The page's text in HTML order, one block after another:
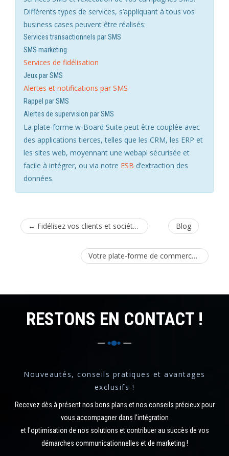
Différents types de services, s’appliquant à tous vos
business cases peuvent être réalisés:
Services transactionnels par SMS
SMS marketing
Services de fidélisation
Jeux par SMS
Alertes et notifications par SMS
Rappel par SMS
Alertes de supervision par SMS
La plate-forme w-Board Suite peut être couplée avec
des applications tierces, telles que les CRM, les ERP et
les sites web, moyennant une webapi sécurisée et
facile à intégrer, ou via notre ESB d’extraction des
données.
← Fidélisez vos clients et sociétaires de votre société d’assurances ! Blog
Votre plate-forme de commerce en ligne joue gagnant avec le SMS !
RESTONS EN CONTACT !
Nouveautés, conseils pratiques et avantages
exclusifs !
Recevez dès à présent nos bons plans et nos conseils précieux pour
vous accompagner dans l'intégration
et l'optimisation de nos solutions et contribuer au succès de vos
démarches communicationnelles et de marketing !